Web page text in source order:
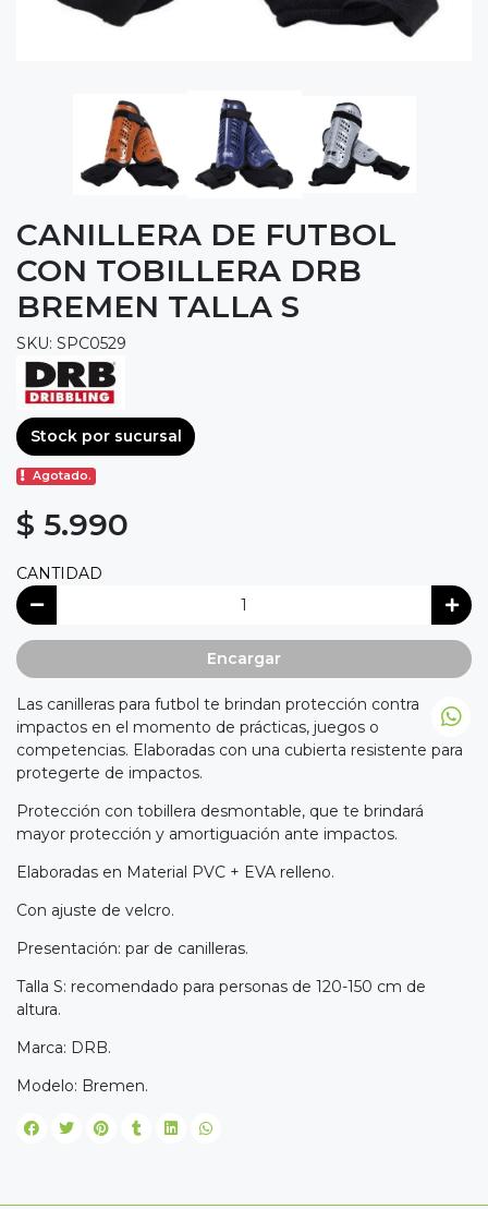
CANILLERA DE FUTBOL
CON TOBILLERA DRB
BREMEN TALLA S
SKU: SPC0529
Stock por sucursal
Agotado.
$ 5.990
CANTIDAD
Encargar
Las canilleras para futbol te brindan protección contra
impactos en el momento de prácticas, juegos o
competencias. Elaboradas con una cubierta resistente para
protegerte de impactos.
Protección con tobillera desmontable, que te brindará
mayor protección y amortiguación ante impactos.
Elaboradas en Material PVC + EVA relleno.
Con ajuste de velcro.
Presentación: par de canilleras.
Talla S: recomendado para personas de 120-150 cm de
altura.
Marca: DRB.
Modelo: Bremen.